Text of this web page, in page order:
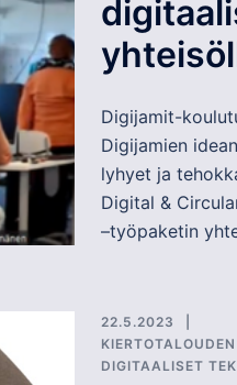
Digijamit-
Digijamien
lyhyet ja
Digital &
–työpaketin
22.5.2023
DIGITAALISET